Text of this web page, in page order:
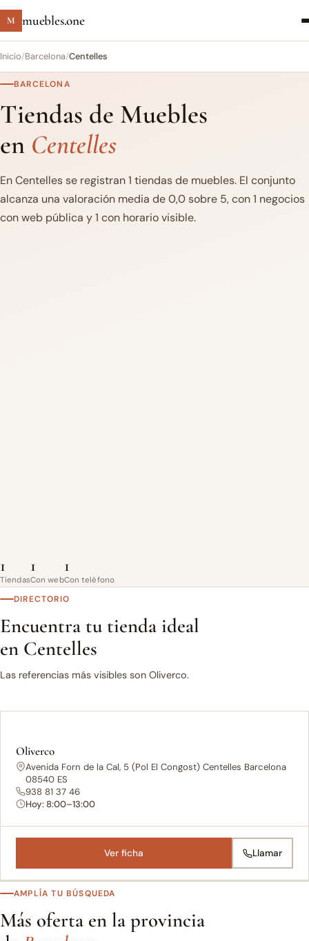
M muebles.one
Inicio/Barcelona/Centelles
BARCELONA
Tiendas de Muebles
en Centelles
En Centelles se registran 1 tiendas de muebles. El conjunto
alcanza una valoración media de 0,0 sobre 5, con 1 negocios
con web pública y 1 con horario visible.
1
Tiendas
1
Con web
1
Con teléfono
DIRECTORIO
Encuentra tu tienda ideal
en Centelles
Las referencias más visibles son Oliverco.
Oliverco
Avenida Forn de la Cal, 5 (Pol El Congost) Centelles Barcelona
08540 ES
938 81 37 46
Hoy: 8:00–13:00
Ver ficha Llamar
AMPLÍA TU BÚSQUEDA
Más oferta en la provincia